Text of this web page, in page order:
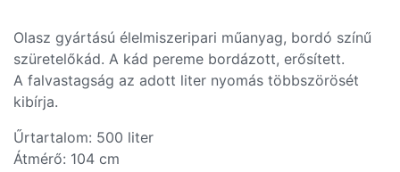
Olasz gyártású élelmiszeripari műanyag, bordó színű
szüretelőkád. A kád pereme bordázott, erősített.
A falvastagság az adott liter nyomás többszörösét
kibírja.
Űrtartalom: 500 liter
Átmérő: 104 cm